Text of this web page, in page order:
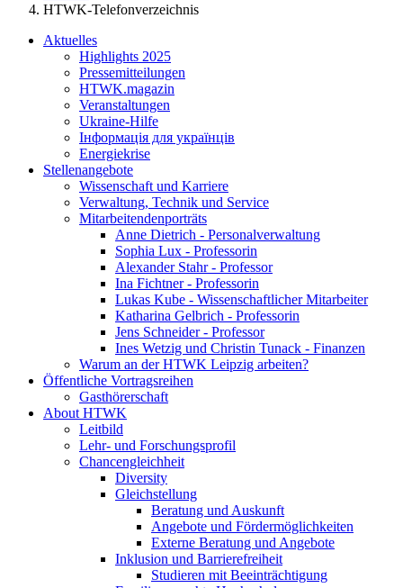
HTWK-Telefonverzeichnis
Aktuelles
Highlights 2025
Pressemitteilungen
HTWK.magazin
Veranstaltungen
Ukraine-Hilfe
Інформація для українців
Energiekrise
Stellenangebote
Wissenschaft und Karriere
Verwaltung, Technik und Service
Mitarbeitendenporträts
Anne Dietrich - Personalverwaltung
Sophia Lux - Professorin
Alexander Stahr - Professor
Ina Fichtner - Professorin
Lukas Kube - Wissenschaftlicher Mitarbeiter
Katharina Gelbrich - Professorin
Jens Schneider - Professor
Ines Wetzig und Christin Tunack - Finanzen
Warum an der HTWK Leipzig arbeiten?
Öffentliche Vortragsreihen
Gasthörerschaft
About HTWK
Leitbild
Lehr- und Forschungsprofil
Chancengleichheit
Diversity
Gleichstellung
Beratung und Auskunft
Angebote und Fördermöglichkeiten
Externe Beratung und Angebote
Inklusion und Barrierefreiheit
Studieren mit Beeinträchtigung